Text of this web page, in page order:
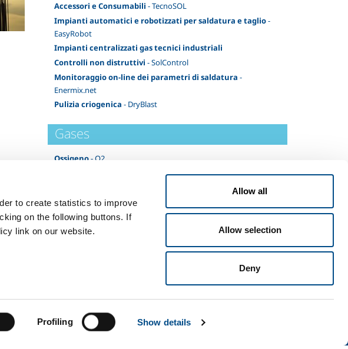
to create statistics to improve
on the following buttons. If
link on our website.
Profiling Show details
Allow all
Allow selection
Deny
Accessori e Consumabili- TecnoSOL
Impianti automatici e robotizzati per saldatura e taglio-
EasyRobot
Impianti centralizzati gas tecnici industriali
Controlli non distruttivi - SolControl
Monitoraggio on-line dei parametri di saldatura-
Enermix.net
Pulizia criogenica - DryBlast
Gases
Ossigeno- O2
Acetilene AD - C2H2
Idrogeno - H2
Anidride Carbonica
Privacy Cookies Termini e condizioni Disclaimer